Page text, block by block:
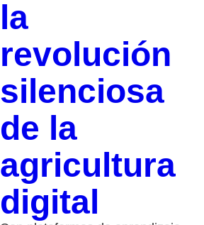
la
revolución
silenciosa
de la
agricultura
digital